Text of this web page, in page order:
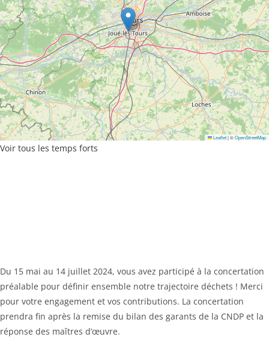
Leaflet|©OpenStreetMap
Voir tous les temps forts
Du 15 mai au 14 juillet 2024, vous avez participé à la concertation
préalable pour définir ensemble notre trajectoire déchets ! Merci
pour votre engagement et vos contributions. La concertation
prendra fin après la remise du bilan des garants de la CNDP et la
réponse des maîtres d’œuvre.